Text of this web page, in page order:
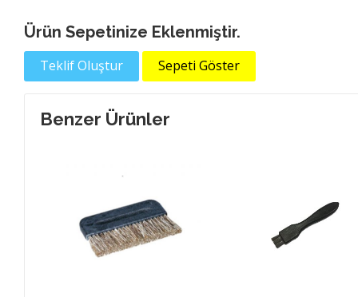
Ürün Sepetinize Eklenmiştir.
Teklif Oluştur Sepeti Göster
Benzer Ürünler